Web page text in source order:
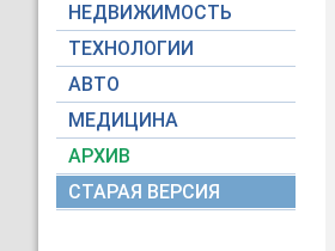
НЕДВИЖИМОСТЬ
ТЕХНОЛОГИИ
АВТО
МЕДИЦИНА
АРХИВ
СТАРАЯ ВЕРСИЯ